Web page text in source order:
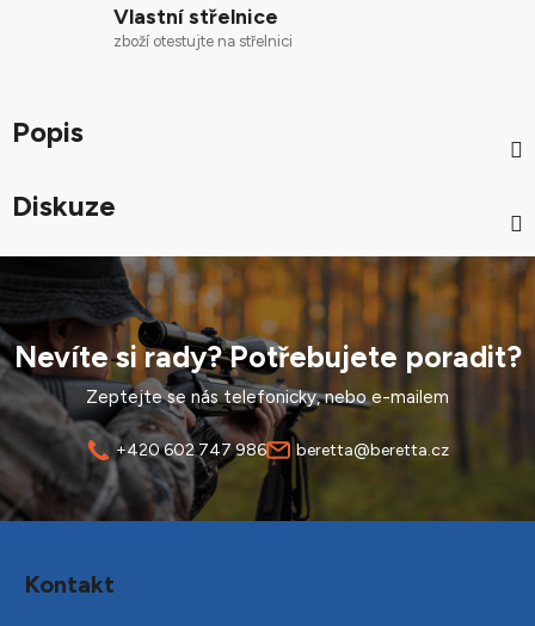
Vlastní střelnice
zboží otestujte na střelnici
Popis
Diskuze
Nevíte si rady? Potřebujete poradit?
Zeptejte se nás telefonicky, nebo e-mailem
+420 602 747 986 beretta@beretta.cz
Kontakt